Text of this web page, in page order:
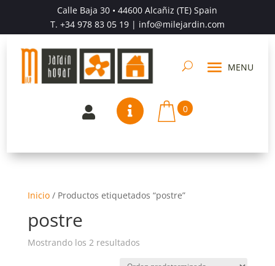
Calle Baja 30 • 44600 Alcañiz (TE) Spain
T. +34 978 83 05 19| info@milejardin.com
  0
Inicio/ Productos etiquetados “postre”
postre
Mostrando los 2 resultados